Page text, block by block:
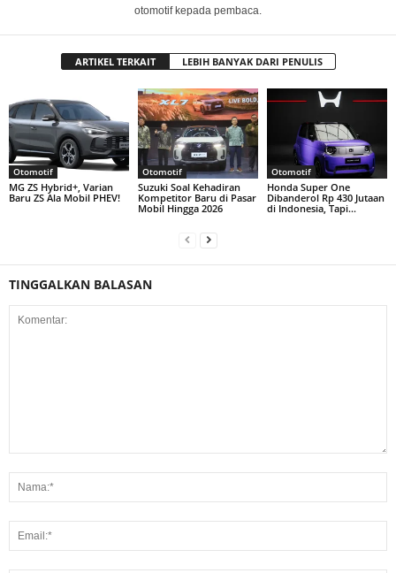
otomotif kepada pembaca.
ARTIKEL TERKAIT LEBIH BANYAK DARI PENULIS
Otomotif
MG ZS Hybrid+, Varian
Baru ZS Ala Mobil PHEV!
Otomotif
Suzuki Soal Kehadiran
Kompetitor Baru di Pasar
Mobil Hingga 2026
Otomotif
Honda Super One
Dibanderol Rp 430 Jutaan
di Indonesia, Tapi…
TINGGALKAN BALASAN